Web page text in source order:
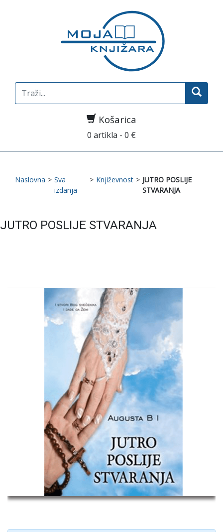
Search
for:
Košarica
0 artikla - 0 €
Naslovna > Sva
izdanja
> Književnost > JUTRO POSLIJE
STVARANJA
JUTRO POSLIJE STVARANJA